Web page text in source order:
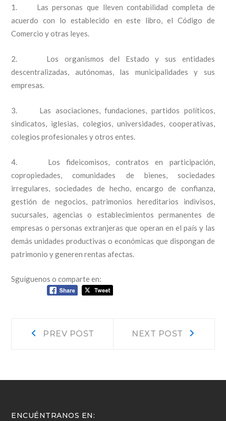
1. Las personas que lleven contabilidad completa de
acuerdo con lo establecido en este libro, el Código de
Comercio y otras leyes.
2. Los organismos del Estado y sus entidades
descentralizadas, autónomas, las municipalidades y sus
empresas.
3. Las asociaciones, fundaciones, partidos políticos,
sindicatos, iglesias, colegios, universidades, cooperativas,
colegios profesionales y otros entes.
4. Los fideicomisos, contratos en participación,
copropiedades, comunidades de bienes, sociedades
irregulares, sociedades de hecho, encargo de confianza,
gestión de negocios, patrimonios hereditarios indivisos,
sucursales, agencias o establecimientos permanentes de
empresas o personas extranjeras que operan en el país y las
demás unidades productivas o económicas que dispongan de
patrimonio y generen rentas afectas.
Sguíguenos o comparte en:
Navegación
entradas
PREV POST NEXT POST
ENCUÉNTRANOS EN: